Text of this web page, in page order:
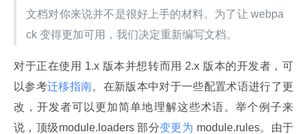
文档对你来说并不是很好上手的材料。为了让 webpa
ck 变得更加可用，我们决定重新编写文档。
对于正在使用 1.x 版本并想转而用 2.x 版本的开发者，可
以参考迁移指南。在新版本中对于一些配置术语进行了更
改，开发者可以更加简单地理解这些术语。举个例子来
说，顶级module.loaders 部分变更为 module.rules。由于